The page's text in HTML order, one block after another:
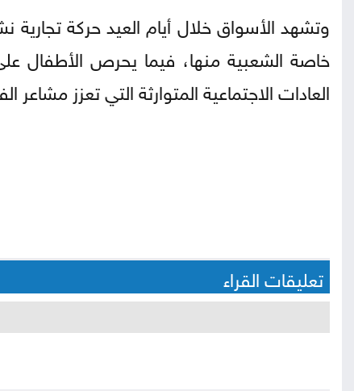
وتشهد الأسواق خلال أيام العيد حركة
خاصة الشعبية منها، فيما يحرص الأطفال
العادات الاجتماعية المتوارثة التي تعزز
تعليقات القراء